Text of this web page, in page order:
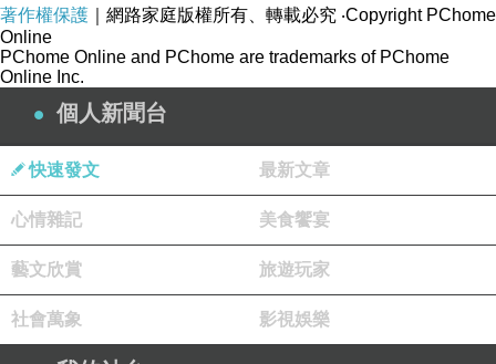
著作權保護 ｜網路家庭版權所有、轉載必究 ‧Copyright PChome
Online
PChome Online and PChome are trademarks of PChome
Online Inc.
個人新聞台
快速發文 最新文章
心情雜記 美食饗宴
藝文欣賞 旅遊玩家
社會萬象 影視娛樂